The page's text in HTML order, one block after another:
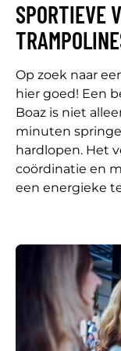
SPORTIEVE
Op zoek naar
hier goed! Een
Boaz is niet
minuten
hardlopen. Het
coördinatie en
een energieke